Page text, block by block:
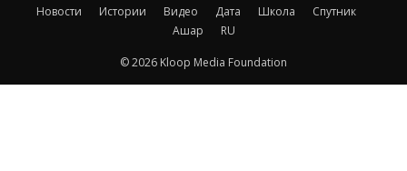
Новости Истории Видео Дата Школа
Спутник
Ашар
RU
© 2026 Kloop Media Foundation